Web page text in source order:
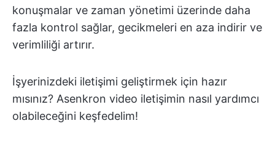
konuşmalar ve zaman yönetimi üzerinde daha
fazla kontrol sağlar, gecikmeleri en aza indirir ve
verimliliği artırır.
İşyerinizdeki iletişimi geliştirmek için hazır
mısınız? Asenkron video iletişimin nasıl yardımcı
olabileceğini keşfedelim!